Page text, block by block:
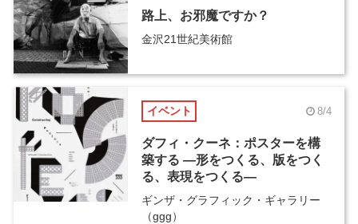
路上、お邪魔ですか？
金沢21世紀美術館
イベント 8/4
ダフィ・クーネ：ポスターを構
築する ―形をつくる、版をつく
る、表現をつくる―
ギンザ・グラフィック・ギャラリー
（ggg）